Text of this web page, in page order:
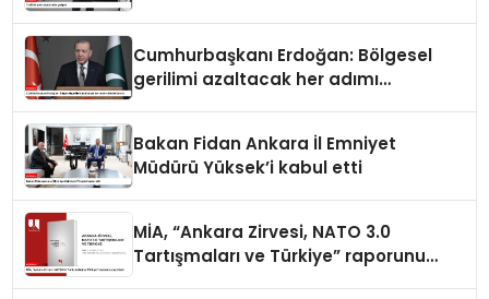
Cumhurbaşkanı Erdoğan: Bölgesel
gerilimi azaltacak her adımı
Bakan Fidan Ankara İl Emniyet
Müdürü Yüksek’i kabul etti
MİA, “Ankara Zirvesi, NATO 3.0
Tartışmaları ve Türkiye” raporunu